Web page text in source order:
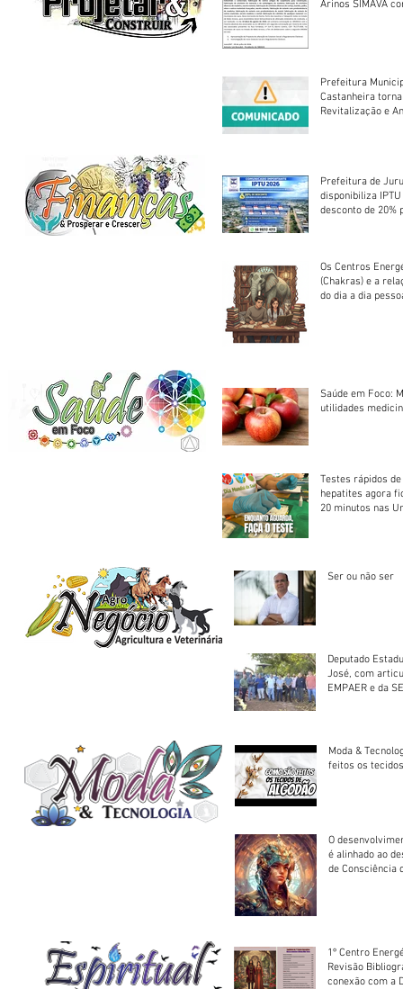
Arinos SIMAVA convoca à
Prefeitura
Castanheira
Revitalização e
Prefeitura de
disponibiliza
desconto de 20%
Os Centros
(Chakras) e a
do dia a dia
Saúde em Foco:
utilidades
Testes rápidos
hepatites agora
20 minutos nas
Ser ou não ser
Deputado
José, com
EMPAER e da
Moda &
feitos os
O
é alinhado ao
de Consciência
1º Centro
Revisão
conexão com a